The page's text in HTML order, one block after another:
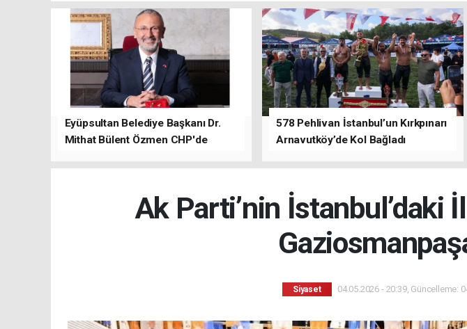
Eyüpsultan Belediye Başkanı Dr.
Mithat Bülent Özmen CHP'de
578 Pehlivan İstanbul’un Kırkpınarı
Arnavutköy’de Kol Bağladı
Ak Parti’nin İstanbul’daki
Siyaset 04.05.2026 - 20:39, Güncelleme: